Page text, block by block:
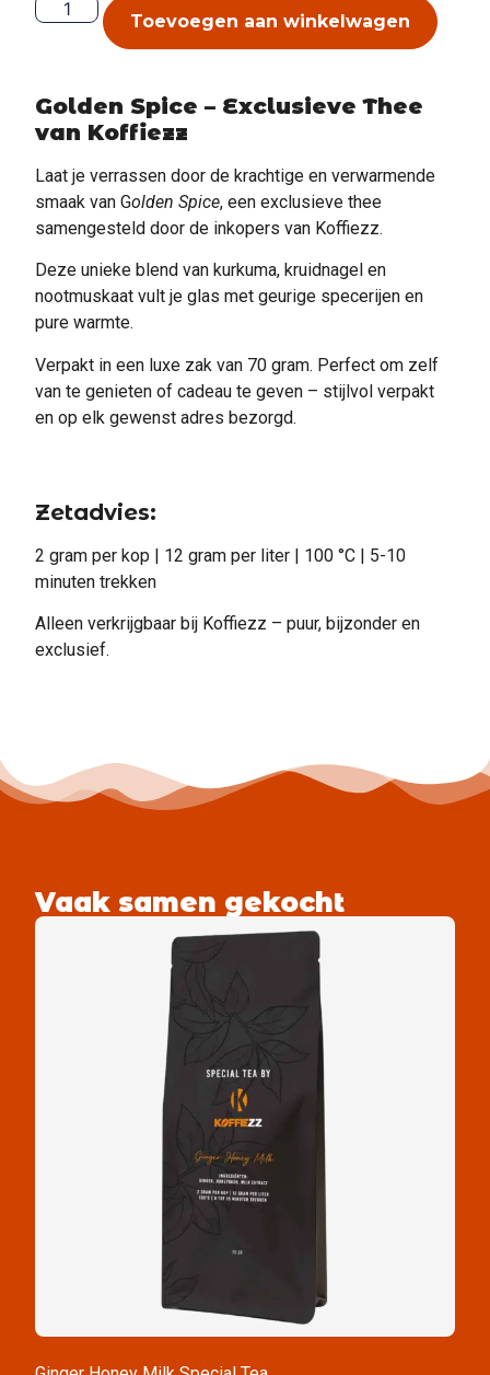
Toevoegen aan winkelwagen
Golden Spice – Exclusieve Thee
van Koffiezz
Laat je verrassen door de krachtige en verwarmende
smaak van Golden Spice, een exclusieve thee
samengesteld door de inkopers van Koffiezz.
Deze unieke blend van kurkuma, kruidnagel en
nootmuskaat vult je glas met geurige specerijen en
pure warmte.
Verpakt in een luxe zak van 70 gram. Perfect om zelf
van te genieten of cadeau te geven – stijlvol verpakt
en op elk gewenst adres bezorgd.
Zetadvies:
2 gram per kop | 12 gram per liter | 100 °C | 5-10
minuten trekken
Alleen verkrijgbaar bij Koffiezz – puur, bijzonder en
exclusief.
Vaak samen gekocht